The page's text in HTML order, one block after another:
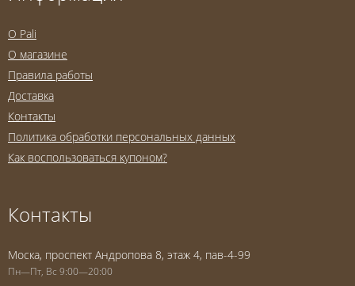
O Pali
О магазине
Правила работы
Доставка
Контакты
Политика обработки персональных данных
Как воспользоваться купоном?
Контакты
Моска, проспект Андропова 8, этаж 4, пав-4-99
Пн—Пт, Вс 9:00—20:00